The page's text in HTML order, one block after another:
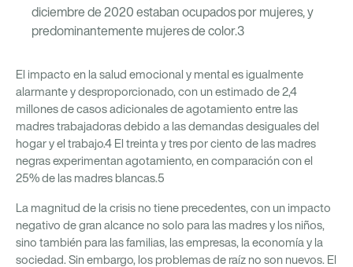
diciembre de 2020 estaban ocupados por mujeres, y
predominantemente mujeres de color.3
El impacto en la salud emocional y mental es igualmente
alarmante y desproporcionado, con un estimado de 2,4
millones de casos adicionales de agotamiento entre las
madres trabajadoras debido a las demandas desiguales del
hogar y el trabajo.4 El treinta y tres por ciento de las madres
negras experimentan agotamiento, en comparación con el
25% de las madres blancas.5
La magnitud de la crisis no tiene precedentes, con un impacto
negativo de gran alcance no solo para las madres y los niños,
sino también para las familias, las empresas, la economía y la
sociedad. Sin embargo, los problemas de raíz no son nuevos. El